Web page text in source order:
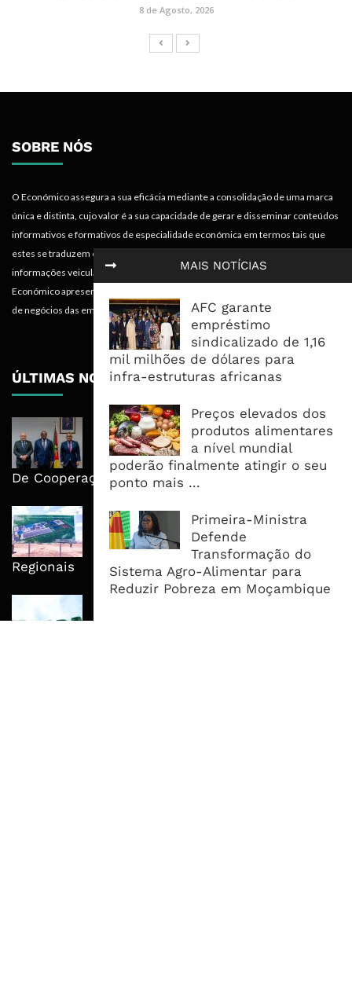
MAIS NOTÍCIAS
AFC garante
empréstimo
sindicalizado de 1,16
mil milhões de dólares para
infra-estruturas africanas
Preços elevados dos
produtos alimentares
a nível mundial
poderão finalmente atingir o seu
ponto mais ...
Primeira-Ministra
Defende
Transformação do
Sistema Agro-Alimentar para
Reduzir Pobreza em Moçambique
8 de Agosto, 2026
SOBRE NÓS
O Económico assegura a sua eficácia mediante a consolidação de uma marca
única e distinta, cujo valor é a sua capacidade de gerar e disseminar conteúdos
informativos e formativos de especialidade económica em termos tais que
estes se traduzem em mais-valias para quem recebe, acompanha e absorve as
informações veiculadas nos diferentes meios do projecto. Portanto, o
Económico apresenta valências importantes para os objectivos institucionais e
de negócios das empresas.
ÚLTIMAS NOTÍCIAS
Moçambique E ECA Colocam
Emprego, Industrialização E
Execução No Centro Da Nova Agenda
De Cooperação
Nova Capacidade Cimenteira Coloca
Moçambique No Caminho Da Auto-
Suficiência E Das Exportações
Regionais